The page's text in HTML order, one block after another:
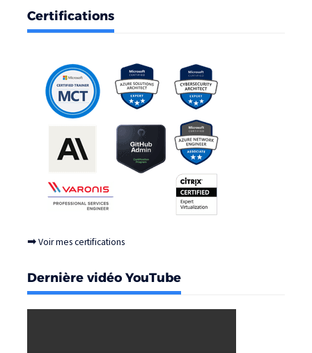
Certifications
➡Voir mes certifications
Dernière vidéo YouTube